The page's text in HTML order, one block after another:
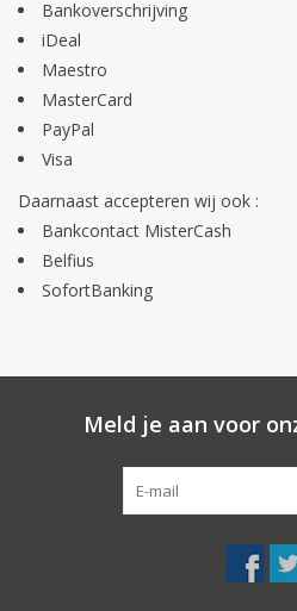
Merken
Bankoverschrijving
iDeal
Maestro
MasterCard
PayPal
Visa
Daarnaast accepteren wij ook :
Bankcontact MisterCash
Belfius
SofortBanking
Meld je aan voor